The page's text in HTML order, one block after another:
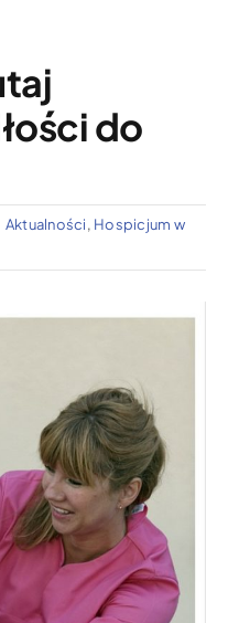
do
Aktualności, Hospicjum w